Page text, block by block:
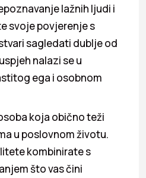
lažnih ljudi i
svoje povjerenje s
sagledati dublje od
nalazi se u
ega i osobnom
koja obično teži
u poslovnom životu.
kombinirate s
što vas čini